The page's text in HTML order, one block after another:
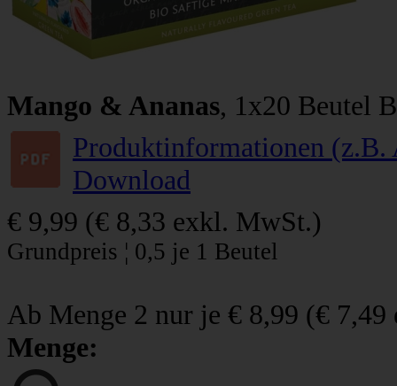
Mango & Ananas, 1x20 Beutel
Produktinformationen
Download
€ 9,99 (€ 8,33 exkl. MwSt.)
Grundpreis ¦ 0,5 je 1 Beutel
Ab Menge 2 nur je € 8,99 (€ 7,49
Menge: